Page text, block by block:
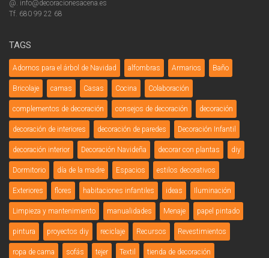
@. info@decoracionesacena.es
Tf. 680 99 22 68
TAGS
Adornos para el árbol de Navidad alfombras Armarios Baño
Bricolaje camas Casas Cocina Colaboración
complementos de decoración consejos de decoración decoración
decoración de interiores decoración de paredes Decoración Infantil
decoración interior Decoración Navideña decorar con plantas diy
Dormitorio día de la madre Espacios estilos decorativos
Exteriores flores habitaciones infantiles ideas Iluminación
Limpieza y mantenimiento manualidades Menaje papel pintado
pintura proyectos diy reciclaje Recursos Revestimientos
ropa de cama sofás tejer Textil tienda de decoración